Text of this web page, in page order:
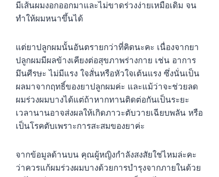
มีเส้นผมงอกออกมาและไม่ขาดร่วงง่ายเหมือเดิม จน
ทำให้ผมหนาขึ้นได้
แต่ยาปลูกผมนั้นอันตรายกว่าที่คิดนะคะ เนื่องจากยา
ปลูกผมมีผลข้างเคียงต่อสุขภาพร่างกาย เช่น อาการ
มึนศีรษะ ไม่มีแรง ใจสั่นหรือหัวใจเต้นแรง ซึ่งนั่นเป็น
ผลมาจากฤทธิ์ของยาปลูกผมค่ะ และแม้ว่าจะช่วยลด
ผมร่วงผมบางได้แต่ถ้าหากทานติดต่อกันเป็นระยะ
เวลานานอาจส่งผลให้เกิดภาวะตับวายเฉียบพลัน หรือ
เป็นโรคตับเพราะการสะสมของยาค่ะ
จากข้อมูลด้านบน คุณผู้หญิงกำลังสงสัยใช่ไหมล่ะคะ
ว่าควรแก้ผมร่วงผมบางด้วยการบำรุงจากภายในด้วย